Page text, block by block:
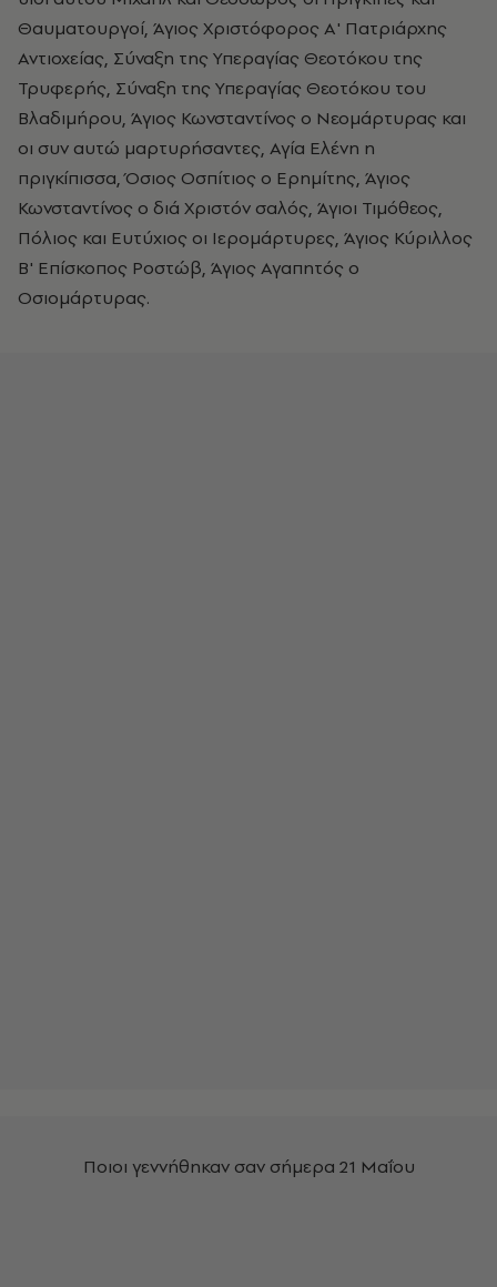
Θαυματουργοί, Άγιος Χριστόφορος Α' Πατριάρχης
Αντιοχείας, Σύναξη της Υπεραγίας Θεοτόκου της
Τρυφερής, Σύναξη της Υπεραγίας Θεοτόκου του
Βλαδιμήρου, Άγιος Κωνσταντίνος ο Νεομάρτυρας και
οι συν αυτώ μαρτυρήσαντες, Αγία Ελένη η
πριγκίπισσα, Όσιος Οσπίτιος ο Ερημίτης, Άγιος
Κωνσταντίνος ο διά Χριστόν σαλός, Άγιοι Τιμόθεος,
Πόλιος και Ευτύχιος οι Ιερομάρτυρες, Άγιος Κύριλλος
Β' Επίσκοπος Ροστώβ, Άγιος Αγαπητός ο
Οσιομάρτυρας.
Ποιοι γεννήθηκαν σαν σήμερα 21 Μαΐου